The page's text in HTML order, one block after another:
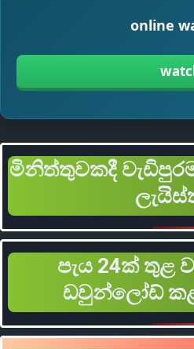
online
මිනිත්තුවකදී
පැය 24ක් තුළ
ඩවුන්ලෝඩ්